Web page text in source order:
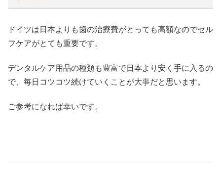
ドイツは日本よりも歯の治療費がとっても高額なのでセル
フケアがとても重要です。
デンタルケア用品の種類も豊富で日本より安く手に入るの
で、毎日コツコツ続けていくことが大事だと思います。
ご参考になれば幸いです。